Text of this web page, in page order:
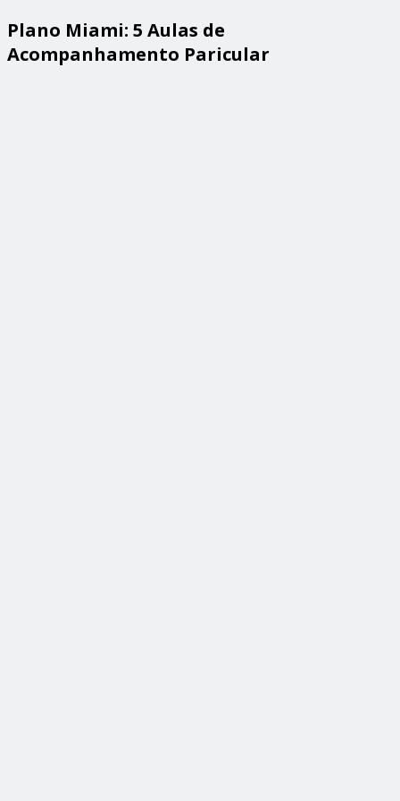
Plano Miami: 5 Aulas de
Acompanhamento Paricular